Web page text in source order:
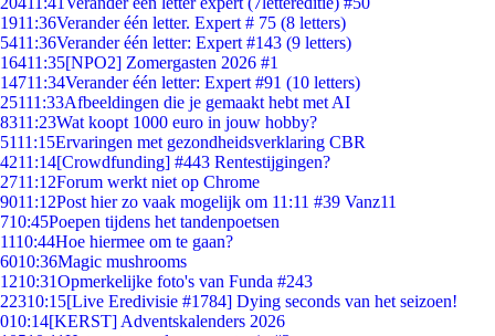
1911:36Verander één letter. Expert # 75 (8 letters)
5411:36Verander één letter: Expert #143 (9 letters)
16411:35[NPO2] Zomergasten 2026 #1
14711:34Verander één letter: Expert #91 (10 letters)
25111:33Afbeeldingen die je gemaakt hebt met AI
8311:23Wat koopt 1000 euro in jouw hobby?
5111:15Ervaringen met gezondheidsverklaring CBR
4211:14[Crowdfunding] #443 Rentestijgingen?
2711:12Forum werkt niet op Chrome
9011:12Post hier zo vaak mogelijk om 11:11 #39 Vanz11
710:45Poepen tijdens het tandenpoetsen
1110:44Hoe hiermee om te gaan?
6010:36Magic mushrooms
1210:31Opmerkelijke foto's van Funda #243
22310:15[Live Eredivisie #1784] Dying seconds van het seizoen!
010:14[KERST] Adventskalenders 2026